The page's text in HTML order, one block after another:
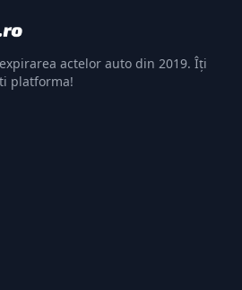
actelor auto din 2019. Îți
platforma!